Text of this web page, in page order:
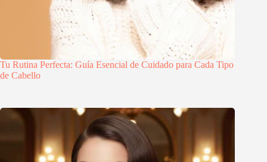
Tu Rutina Perfecta: Guía Esencial de Cuidado para Cada Tipo
de Cabello